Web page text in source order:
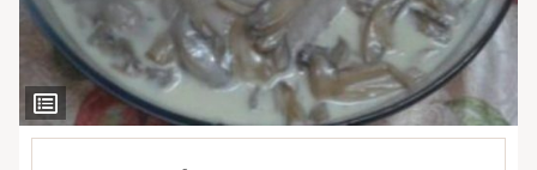
Ver
Ingredientes